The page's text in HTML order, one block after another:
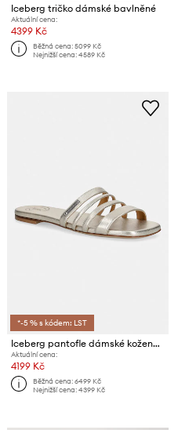
Iceberg tričko dámské bavlněné
Aktuální cena:
4399 Kč
Běžná cena:5099 Kč
Nejnižší cena:4589 Kč
*-5 % s kódem: LST
Iceberg pantofle dámské kožené Hela
Aktuální cena:
4199 Kč
Běžná cena:6499 Kč
Nejnižší cena:4399 Kč